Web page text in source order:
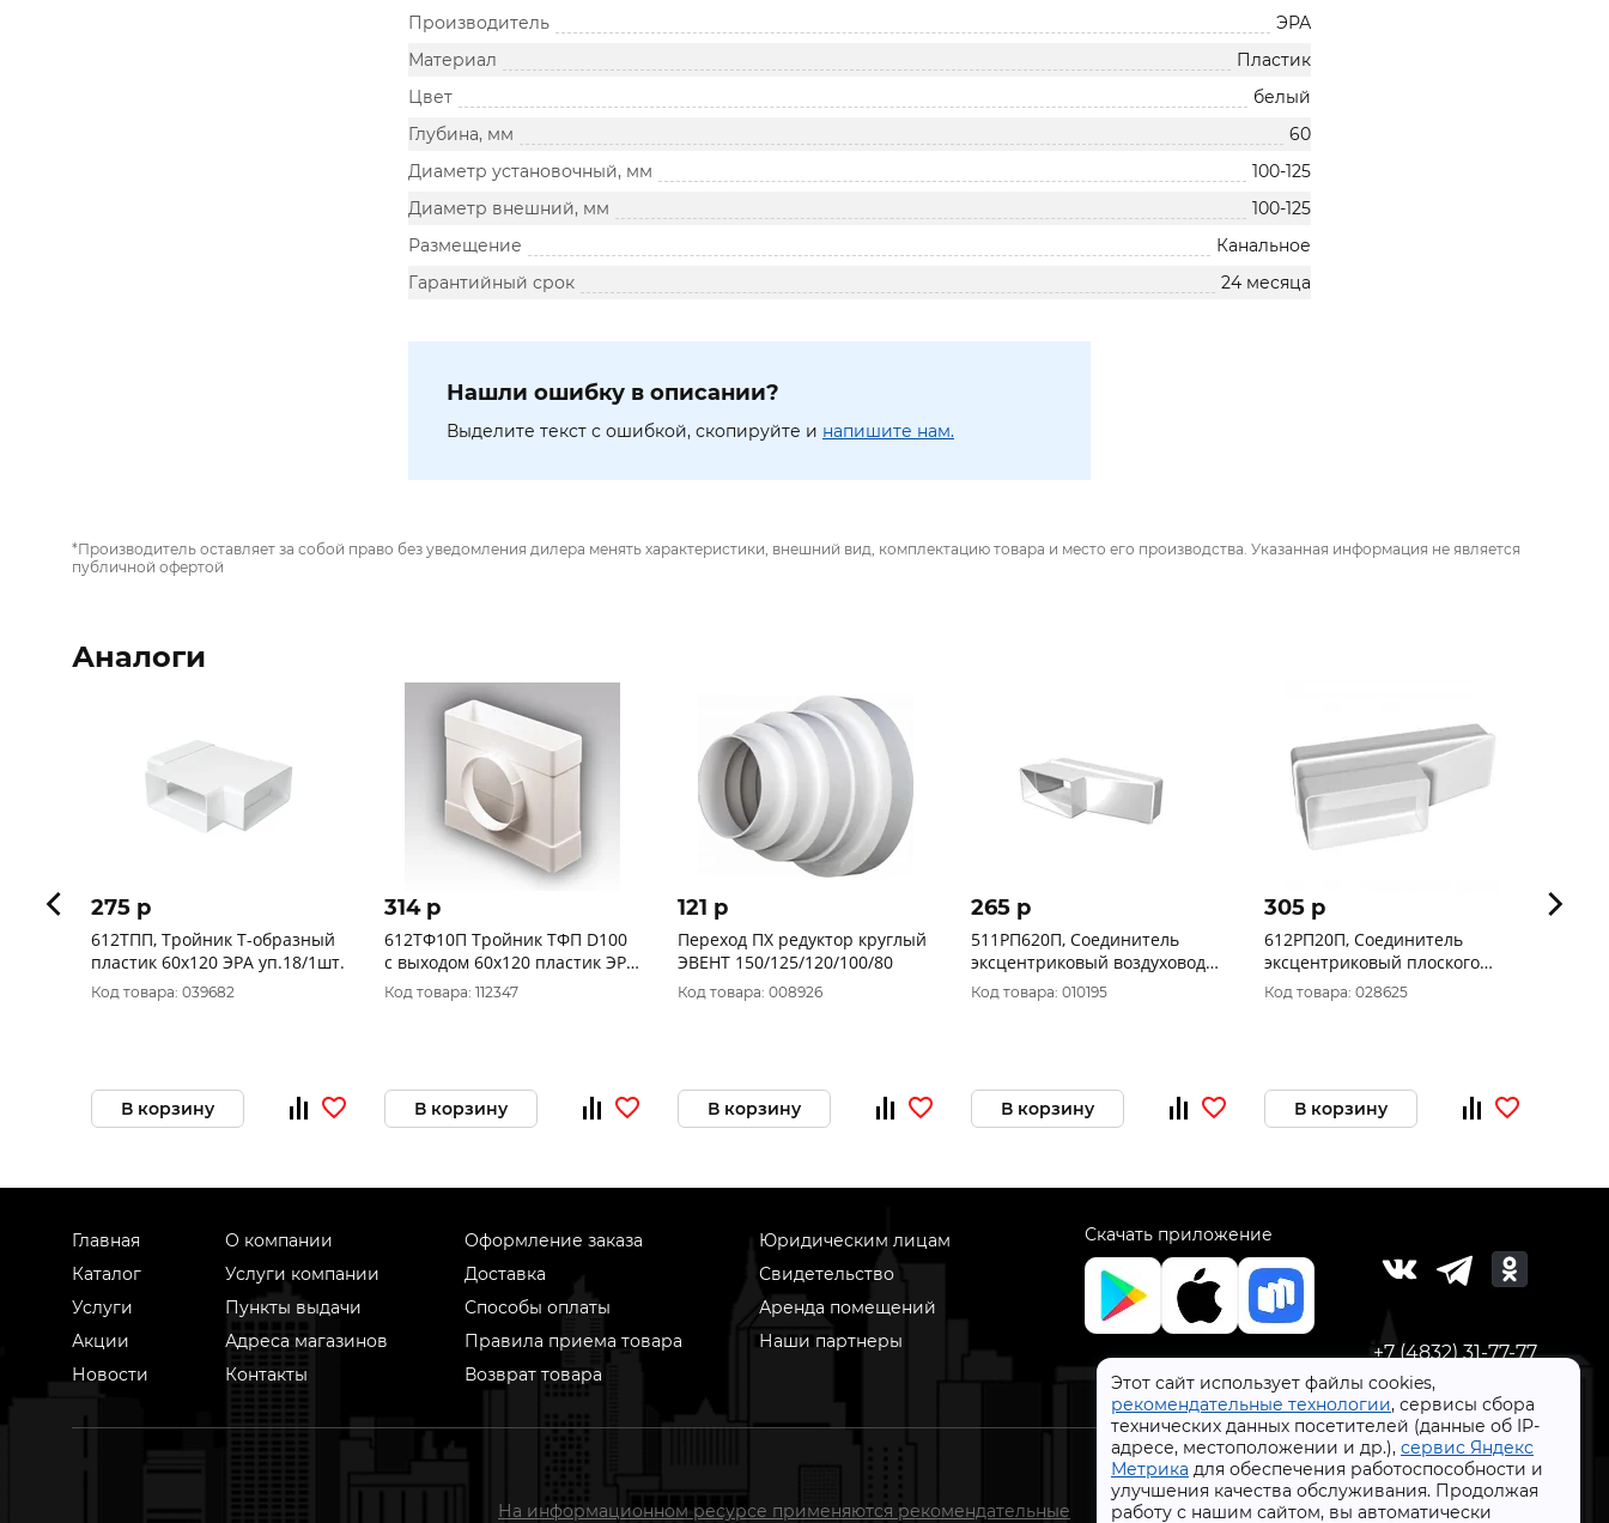
Этот сайт использует файлы cookies,
рекомендательные технологии, сервисы сбора
технических данных посетителей (данные об IP-
адресе, местоположении и др.), сервис Яндекс
Метрика для обеспечения работоспособности и
улучшения качества обслуживания. Продолжая
работу с нашим сайтом, вы автоматически
Производитель
ЭРА
Материал
Пластик
Цвет
белый
Глубина, мм
60
Диаметр установочный, мм
100-125
Диаметр внешний, мм
100-125
Размещение
Канальное
Гарантийный срок
24 месяца
Нашли ошибку в описании?
Выделите текст с ошибкой, скопируйте и напишите нам.
*Производитель оставляет за собой право без уведомления дилера менять характеристики, внешний вид, комплектацию товара и место его производства. Указанная информация не является
публичной офертой
Аналоги
275 p
612ТПП, Тройник Т-образный
пластик 60х120 ЭРА уп.18/1шт.
Код товара: 039682
В корзину
314 p
612ТФ10П Тройник ТФП D100
с выходом 60х120 пластик ЭРА
уп.20/1шт.
Код товара: 112347
В корзину
121 p
Переход ПХ редуктор круглый
ЭВЕНТ 150/125/120/100/80
Код товара: 008926
В корзину
265 p
511РП620П, Соединитель
эксцентриковый воздуховода
55х110 эксцентриковый
60х204 ЭРА уп.12/1шт.
Код товара: 010195
В корзину
305 p
612РП20П, Соединитель
эксцентриковый плоского
воздуховода 60х120 ЭРА
уп.15/1шт.
Код товара: 028625
В корзину
130
Главная
Каталог
Услуги
Акции
Новости
О компании
Услуги компании
Пункты выдачи
Адреса магазинов
Контакты
Оформление заказа
Доставка
Способы оплаты
Правила приема товара
Возврат товара
Юридическим лицам
Свидетельство
Аренда помещений
Наши партнеры
Скачать приложение
+7 (4832) 31-77-77
На информационном ресурсе применяются рекомендательные